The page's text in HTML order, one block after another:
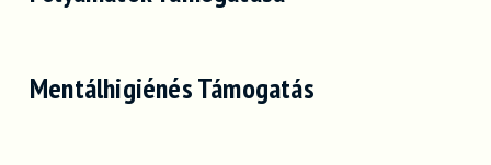
Mentálhigiénés Támogatás